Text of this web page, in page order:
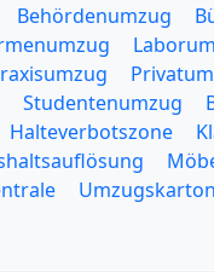
Behördenumzug
Studentenumzug
Halteverbotszone